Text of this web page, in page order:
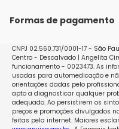
Políticas de Trocas e
Formas de pagamento
CNPJ 02.560.731/0001-17 - São
Centro - Descalvado | Angelita
funcionamento - 0023473. As
usadas para automedicação e
orientações dadas pelo
apto a diagnosticar qualquer
adequado. Ao persistirem os
preços e promoções divulgados
feitas pela internet. Maiores